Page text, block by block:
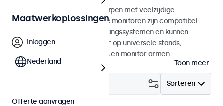
75mm VESA monitoren ontworpen met veelzijdige
montagemogelijkheden. Deze monitoren zijn compatibel
met standaard VESA-bevestigingssystemen en kunnen
daarmee aangesloten worden op universele stands,
plafondhouders, muurbeugels en monitor armen.
Toon meer
Sorteren
Filter (0)
Maatwerkoplossingen
Inloggen
Nederland
Offerte aanvragen